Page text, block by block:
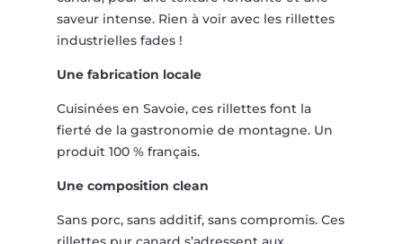
saveur intense. Rien à voir avec les rillettes
industrielles fades !
Une fabrication locale
Cuisinées en Savoie, ces rillettes font la
fierté de la gastronomie de montagne. Un
produit 100 % français.
Une composition clean
Sans porc, sans additif, sans compromis. Ces